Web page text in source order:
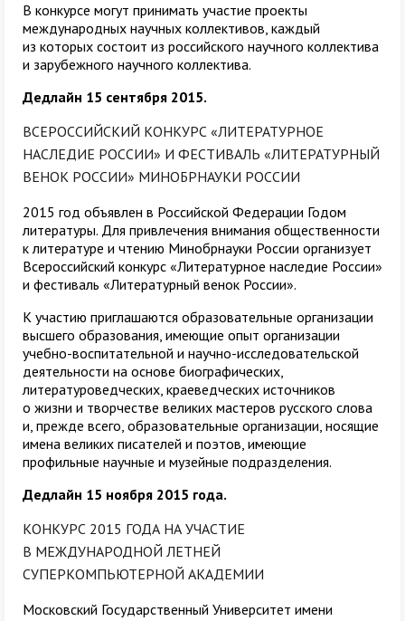
В конкурсе могут принимать участие проекты
международных научных коллективов, каждый
из которых состоит из российского научного коллектива
и зарубежного научного коллектива.
Дедлайн 15 сентября 2015.
ВСЕРОССИЙСКИЙ КОНКУРС «ЛИТЕРАТУРНОЕ
НАСЛЕДИЕ РОССИИ» И ФЕСТИВАЛЬ «ЛИТЕРАТУРНЫЙ
ВЕНОК РОССИИ» МИНОБРНАУКИ РОССИИ
2015 год объявлен в Российской Федерации Годом
литературы. Для привлечения внимания общественности
к литературе и чтению Минобрнауки России организует
Всероссийский конкурс «Литературное наследие России»
и фестиваль «Литературный венок России».
К участию приглашаются образовательные организации
высшего образования, имеющие опыт организации
учебно-воспитательной и научно-исследовательской
деятельности на основе биографических,
литературоведческих, краеведческих источников
о жизни и творчестве великих мастеров русского слова
и, прежде всего, образовательные организации, носящие
имена великих писателей и поэтов, имеющие
профильные научные и музейные подразделения.
Дедлайн 15 ноября 2015 года.
КОНКУРС 2015 ГОДА НА УЧАСТИЕ
В МЕЖДУНАРОДНОЙ ЛЕТНЕЙ
СУПЕРКОМПЬЮТЕРНОЙ АКАДЕМИИ
Московский Государственный Университет имени